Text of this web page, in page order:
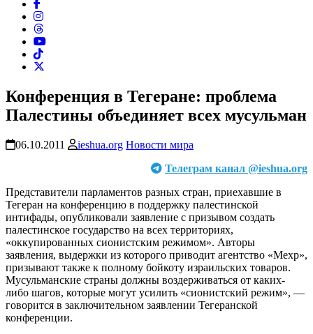
Конференция в Тегеране: проблема
Палестины объединяет всех мусульман
06.10.2011 ieshua.org Новости мира
Телеграм канал @ieshua.org
Представители парламентов разных стран, приехавшие в
Тегеран на конференцию в поддержку палестинской
интифады, опубликовали заявление с призывом создать
палестинское государство на всех территориях,
«оккупированных сионистским режимом». Авторы
заявления, выдержки из которого приводит агентство «Мехр»,
призывают также к полному бойкоту израильских товаров.
Мусульманские страны должны воздерживаться от каких-
либо шагов, которые могут усилить «сионистский режим», —
говорится в заключительном заявлении Тегеранской
конференции.